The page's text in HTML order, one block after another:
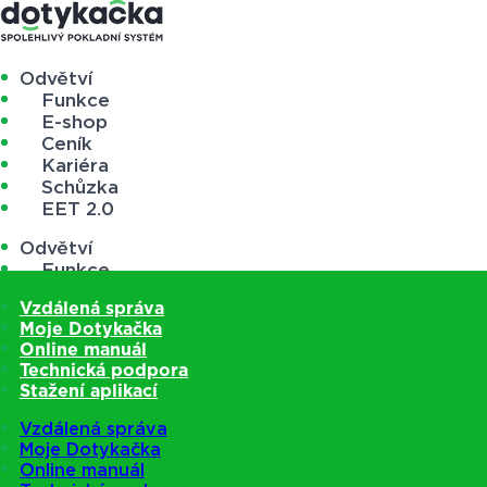
Odvětví
Funkce
E-shop
Ceník
Kariéra
Schůzka
EET 2.0
Odvětví
Funkce
Ceník
Kariéra
Schůzka
EET 2.0
Vzdálená správa
Moje Dotykačka
Online manuál
Technická podpora
Stažení aplikací
Vzdálená správa
Moje Dotykačka
Online manuál